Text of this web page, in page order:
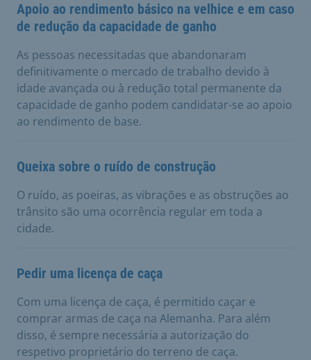
Apoio ao rendimento básico na velhice e em caso
de redução da capacidade de ganho
As pessoas necessitadas que abandonaram
definitivamente o mercado de trabalho devido à
idade avançada ou à redução total permanente da
capacidade de ganho podem candidatar-se ao apoio
ao rendimento de base.
Queixa sobre o ruído de construção
O ruído, as poeiras, as vibrações e as obstruções ao
trânsito são uma ocorrência regular em toda a
cidade.
Pedir uma licença de caça
Com uma licença de caça, é permitido caçar e
comprar armas de caça na Alemanha. Para além
disso, é sempre necessária a autorização do
respetivo proprietário do terreno de caça.